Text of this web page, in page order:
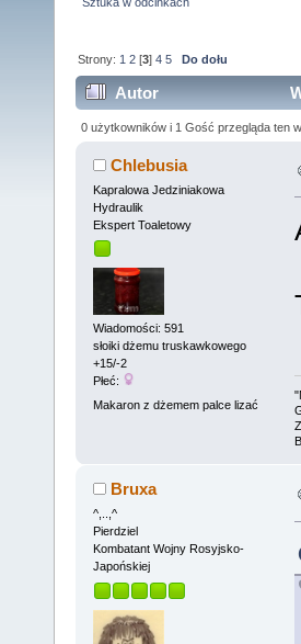
Strony: 1 2 [3]4 5 Do dołu
Autor
0 użytkowników i 1 Gość przegląda ten
Chlebusia
Kapralowa Jedziniakowa
Hydraulik
Ekspert Toaletowy
Wiadomości: 591
słoiki dżemu truskawkowego
+15/-2
Płeć:
Makaron z dżemem palce lizać
Bruxa
^,..,^
Pierdziel
Kombatant Wojny Rosyjsko-
Japońskiej